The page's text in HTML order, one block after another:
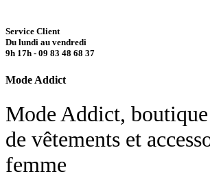
Service Client
Du lundi au vendredi
9h 17h - 09 83 48 68 37
Mode Addict
Mode Addict,
de vêtements et
femme